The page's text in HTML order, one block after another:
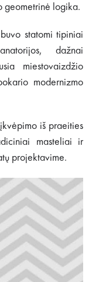
geometrinė logika.
statomi tipiniai
dažnai
miestovaizdžio
modernizmo
iš praeities
masteliai ir
projektavime.